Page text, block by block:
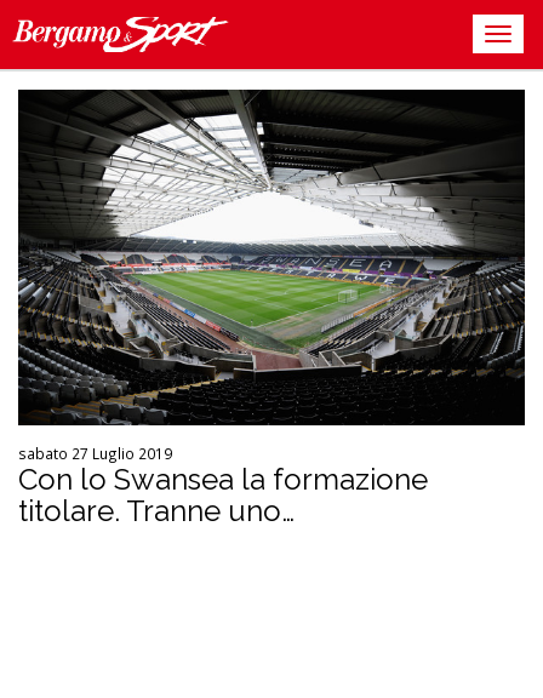
sabato 27 Luglio 2019
Con lo Swansea la formazione
titolare. Tranne uno…